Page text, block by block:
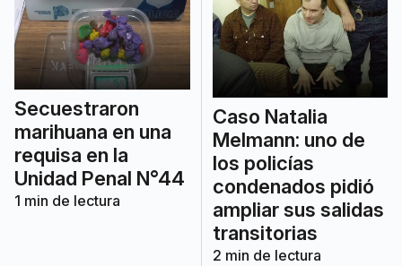
Secuestraron
marihuana en una
requisa en la
Unidad Penal N°44
1 min de lectura
Caso Natalia
Melmann: uno de
los policías
condenados pidió
ampliar sus salidas
transitorias
2 min de lectura